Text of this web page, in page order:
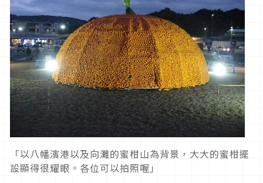
「以八幡濱港以及向灘的蜜柑山為背景，大大的蜜柑擺
設顯得很耀眼。各位可以拍照喔」